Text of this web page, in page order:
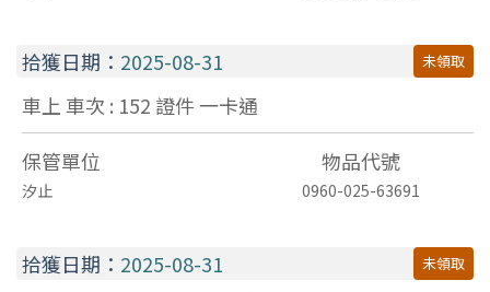
拾獲日期： 2025-08-31 未領取
車上 車次 : 152 證件一卡通
保管單位
物品代號
汐止 0960-025-63691
拾獲日期： 2025-08-31 未領取